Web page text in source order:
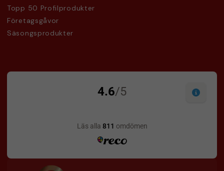
Topp 50 Profilprodukter
Företagsgåvor
Säsongsprodukter